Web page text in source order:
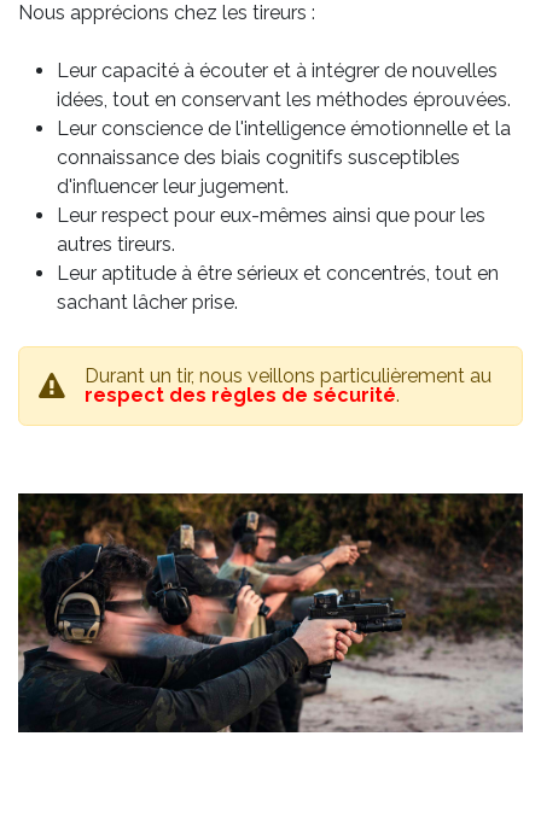
Nous apprécions chez les tireurs :
Leur capacité à écouter et à intégrer de nouvelles
idées, tout en conservant les méthodes éprouvées.
Leur conscience de l'intelligence émotionnelle et la
connaissance des biais cognitifs susceptibles
d'influencer leur jugement.
Leur respect pour eux-mêmes ainsi que pour les
autres tireurs.
Leur aptitude à être sérieux et concentrés, tout en
sachant lâcher prise.
Durant un tir, nous veillons particulièrement au
respect des règles de sécurité.